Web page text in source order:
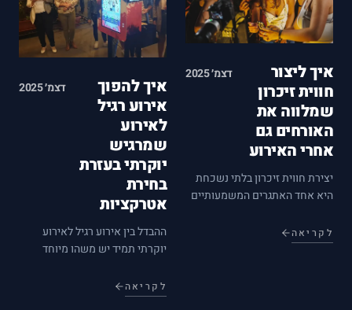
איך ליצור
חווית זיכרון
שמלווה את
האורחים גם
אחרי האירוע
דצמ׳ 2025
יצירת חווית זיכרון בלתי נשכחת
היא אחד האתגרים המשמעותיים
מתכננים אירוע, בין אם הוא
חתונה, בר מצווה או אירוע עסקי,
לקריאה
איך להפוך
אירוע רגיל
לאירוע
שמרגיש
יוקרתי בעזרת
בחירת
אטרקציות
דצמ׳ 2025
ההבדל בין אירוע רגיל לאירוע
יוקרתי תמיד יש משהו מיוחד
יוקרתיים. זה לא רק המקום או
האוכל, אלא גם האווירה והתחושה
לקריאה